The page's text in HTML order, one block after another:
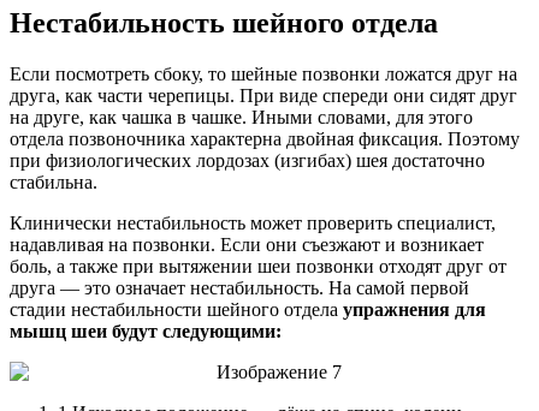
Нестабильность шейного отдела
Если посмотреть сбоку, то шейные позвонки ложатся друг на
друга, как части черепицы. При виде спереди они сидят друг
на друге, как чашка в чашке. Иными словами, для этого
отдела позвоночника характерна двойная фиксация. Поэтому
при физиологических лордозах (изгибах) шея достаточно
стабильна.
Клинически нестабильность может проверить специалист,
надавливая на позвонки. Если они съезжают и возникает
боль, а также при вытяжении шеи позвонки отходят друг от
друга — это означает нестабильность. На самой первой
стадии нестабильности шейного отдела упражнения для
мышц шеи будут следующими: